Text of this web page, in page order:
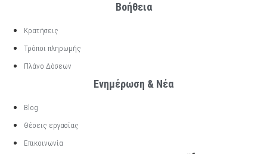
Βοήθεια
Κρατήσεις
Τρόποι πληρωμής
Πλάνο Δόσεων
Ενημέρωση & Νέα
Blog
Θέσεις εργασίας
Επικοινωνία